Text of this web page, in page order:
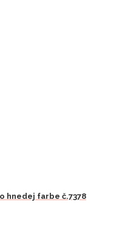
hnedej farbe č.7378